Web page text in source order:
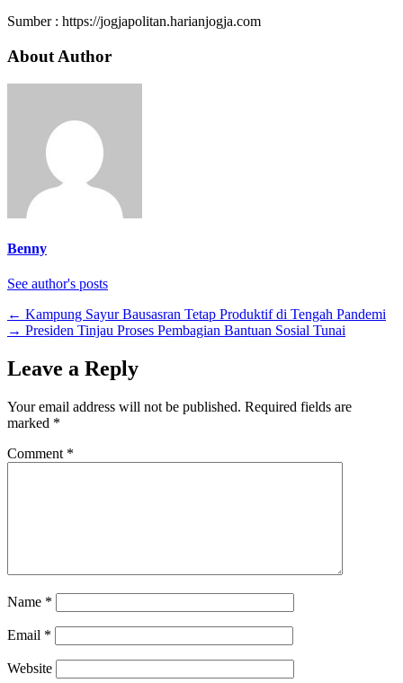
Sumber : https://jogjapolitan.harianjogja.com
About Author
Benny
See author's posts
← Kampung Sayur Bausasran Tetap Produktif di Tengah Pandemi
→ Presiden Tinjau Proses Pembagian Bantuan Sosial Tunai
Leave a Reply
Your email address will not be published. Required fields are
marked *
Comment *
Name *
Email *
Website